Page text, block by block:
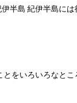
半島 紀伊半島に
をいろいろなと